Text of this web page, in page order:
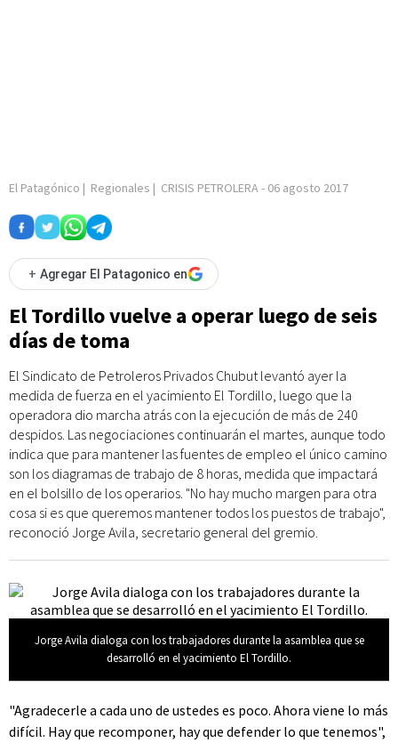
El Patagónico | Regionales | CRISIS PETROLERA- 06 agosto 2017
+ Agregar El Patagonico en
El Tordillo vuelve a operar luego de seis
días de toma
El Sindicato de Petroleros Privados Chubut levantó ayer la
medida de fuerza en el yacimiento El Tordillo, luego que la
operadora dio marcha atrás con la ejecución de más de 240
despidos. Las negociaciones continuarán el martes, aunque todo
indica que para mantener las fuentes de empleo el único camino
son los diagramas de trabajo de 8 horas, medida que impactará
en el bolsillo de los operarios. "No hay mucho margen para otra
cosa si es que queremos mantener todos los puestos de trabajo",
reconoció Jorge Avila, secretario general del gremio.
Jorge Avila dialoga con los trabajadores durante la asamblea que se
desarrolló en el yacimiento El Tordillo.
"Agradecerle a cada uno de ustedes es poco. Ahora viene lo más
difícil. Hay que recomponer, hay que defender lo que tenemos",